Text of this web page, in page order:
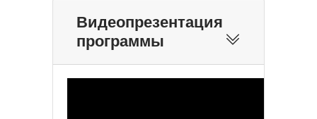
Видеопрезентация
программы